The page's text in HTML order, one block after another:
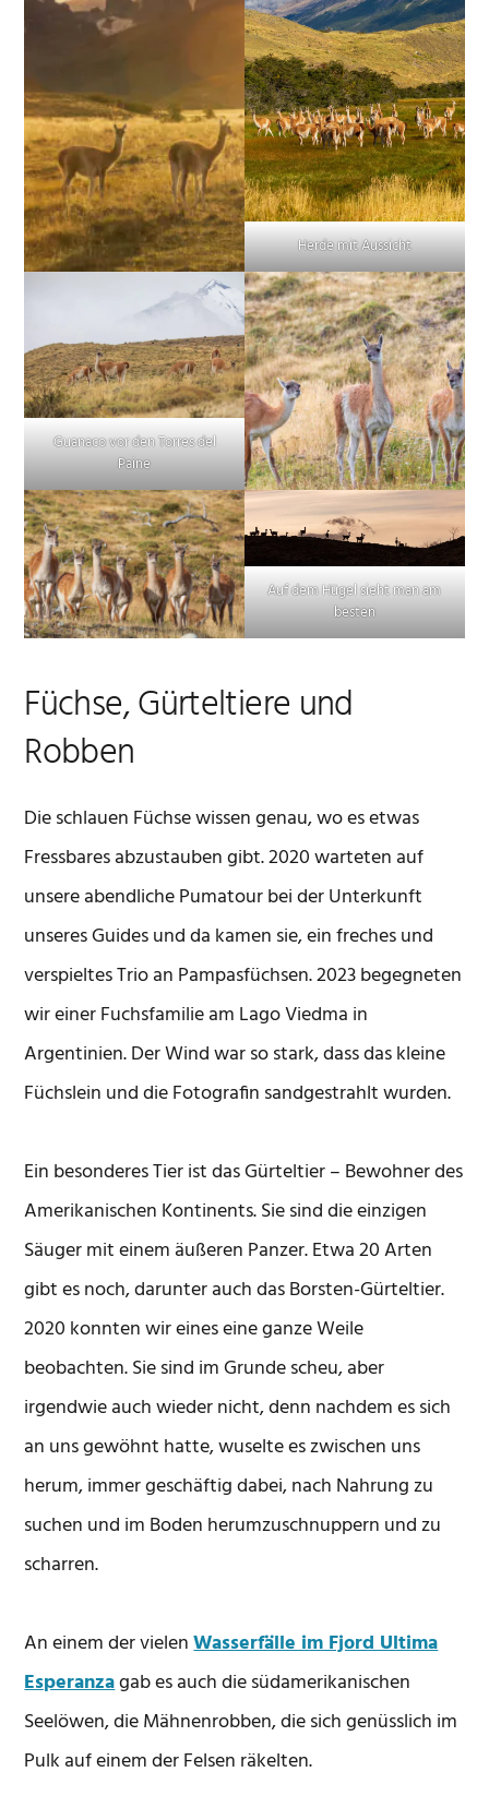
Herde mit Aussicht
Guanaco vor den Torres del
Paine
Auf dem Hügel sieht man am
besten
Füchse, Gürteltiere und
Robben
Die schlauen Füchse wissen genau, wo es etwas
Fressbares abzustauben gibt. 2020 warteten auf
unsere abendliche Pumatour bei der Unterkunft
unseres Guides und da kamen sie, ein freches und
verspieltes Trio an Pampasfüchsen. 2023 begegneten
wir einer Fuchsfamilie am Lago Viedma in
Argentinien. Der Wind war so stark, dass das kleine
Füchslein und die Fotografin sandgestrahlt wurden.
Ein besonderes Tier ist das Gürteltier – Bewohner des
Amerikanischen Kontinents. Sie sind die einzigen
Säuger mit einem äußeren Panzer. Etwa 20 Arten
gibt es noch, darunter auch das Borsten-Gürteltier.
2020 konnten wir eines eine ganze Weile
beobachten. Sie sind im Grunde scheu, aber
irgendwie auch wieder nicht, denn nachdem es sich
an uns gewöhnt hatte, wuselte es zwischen uns
herum, immer geschäftig dabei, nach Nahrung zu
suchen und im Boden herumzuschnuppern und zu
scharren.
An einem der vielenWasserfälle im Fjord Ultima
Esperanzagab es auch die südamerikanischen
Seelöwen, die Mähnenrobben, die sich genüsslich im
Pulk auf einem der Felsen räkelten.